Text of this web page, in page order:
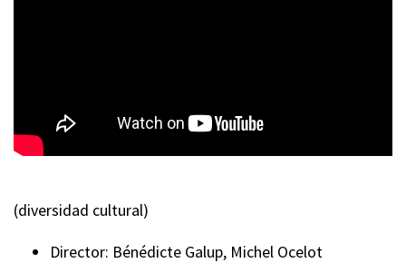
(diversidad cultural)
Director: Bénédicte Galup, Michel Ocelot